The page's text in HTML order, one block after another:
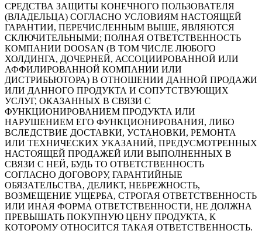
СРЕДСТВА ЗАЩИТЫ КОНЕЧНОГО ПОЛЬЗОВАТЕЛЯ
(ВЛАДЕЛЬЦА) СОГЛАСНО УСЛОВИЯМ НАСТОЯЩЕЙ
ГАРАНТИИ, ПЕРЕЧИСЛЕННЫМ ВЫШЕ, ЯВЛЯЮТСЯ
СКЛЮЧИТЕЛЬНЫМИ; ПОЛНАЯ ОТВЕТСТВЕННОСТЬ
КОМПАНИИ DOOSAN (В ТОМ ЧИСЛЕ ЛЮБОГО
ХОЛДИНГА, ДОЧЕРНЕЙ, АССОЦИИРОВАННОЙ ИЛИ
АФФИЛИРОВАННОЙ КОМПАНИИ ИЛИ
ДИСТРИБЬЮТОРА) В ОТНОШЕНИИ ДАННОЙ ПРОДАЖИ
ИЛИ ДАННОГО ПРОДУКТА И СОПУТСТВУЮЩИХ
УСЛУГ, ОКАЗАННЫХ В СВЯЗИ С
ФУНКЦИОНИРОВАНИЕМ ПРОДУКТА ИЛИ
НАРУШЕНИЕМ ЕГО ФУНКЦИОНИРОВАНИЯ, ЛИБО
ВСЛЕДСТВИЕ ДОСТАВКИ, УСТАНОВКИ, РЕМОНТА
ИЛИ ТЕХНИЧЕСКИХ УКАЗАНИЙ, ПРЕДУСМОТРЕННЫХ
НАСТОЯЩЕЙ ПРОДАЖЕЙ ИЛИ ВЫПОЛНЕННЫХ В
СВЯЗИ С НЕЙ, БУДЬ ТО ОТВЕТСТВЕННОСТЬ
СОГЛАСНО ДОГОВОРУ, ГАРАНТИЙНЫЕ
ОБЯЗАТЕЛЬСТВА, ДЕЛИКТ, НЕБРЕЖНОСТЬ,
ВОЗМЕЩЕНИЕ УЩЕРБА, СТРОГАЯ ОТВЕТСТВЕННОСТЬ
ИЛИ ИНАЯ ФОРМА ОТВЕТСТВЕННОСТИ, НЕ ДОЛЖНА
ПРЕВЫШАТЬ ПОКУПНУЮ ЦЕНУ ПРОДУКТА, К
КОТОРОМУ ОТНОСИТСЯ ТАКАЯ ОТВЕТСТВЕННОСТЬ.